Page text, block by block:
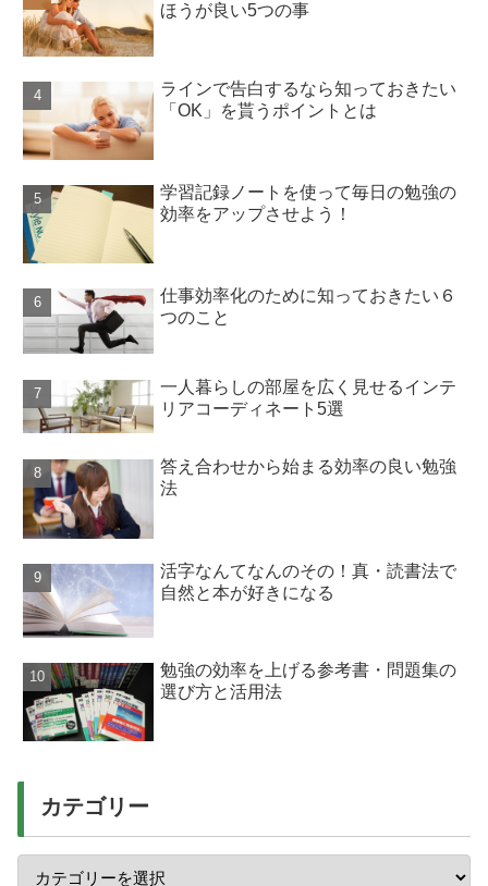
ほうが良い5つの事
ラインで告白するなら知っておきたい
「OK」を貰うポイントとは
学習記録ノートを使って毎日の勉強の
効率をアップさせよう！
仕事効率化のために知っておきたい６
つのこと
一人暮らしの部屋を広く見せるインテ
リアコーディネート5選
答え合わせから始まる効率の良い勉強
法
活字なんてなんのその！真・読書法で
自然と本が好きになる
勉強の効率を上げる参考書・問題集の
選び方と活用法
カテゴリー